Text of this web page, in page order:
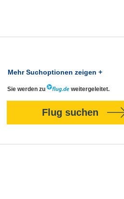
Mehr Suchoptionen zeigen +
Sie werden zu weitergeleitet.
Flug suchen